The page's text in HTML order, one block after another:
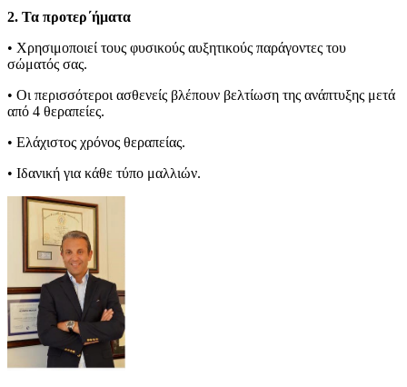
2. Τα προτερ΄ήματα
• Χρησιμοποιεί τους φυσικούς αυξητικούς παράγοντες του
σώματός σας.
• Οι περισσότεροι ασθενείς βλέπουν βελτίωση της ανάπτυξης μετά
από 4 θεραπείες.
• Ελάχιστος χρόνος θεραπείας.
• Ιδανική για κάθε τύπο μαλλιών.